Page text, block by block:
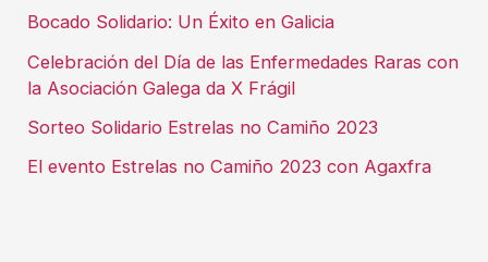
Bocado Solidario: Un Éxito en Galicia
Celebración del Día de las Enfermedades Raras con
la Asociación Galega da X Frágil
Sorteo Solidario Estrelas no Camiño 2023
El evento Estrelas no Camiño 2023 con Agaxfra